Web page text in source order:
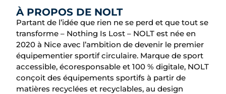
À PROPOS DE NOLT
Partant de l’idée que rien ne se perd et que tout se
transforme – Nothing Is Lost – NOLT est née en
2020 à Nice avec l’ambition de devenir le premier
équipementier sportif circulaire. Marque de sport
accessible, écoresponsable et 100 % digitale, NOLT
conçoit des équipements sportifs à partir de
matières recyclées et recyclables, au design